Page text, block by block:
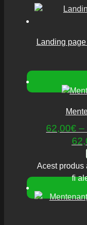
Landing
62,00€ –
Acest produs
fi